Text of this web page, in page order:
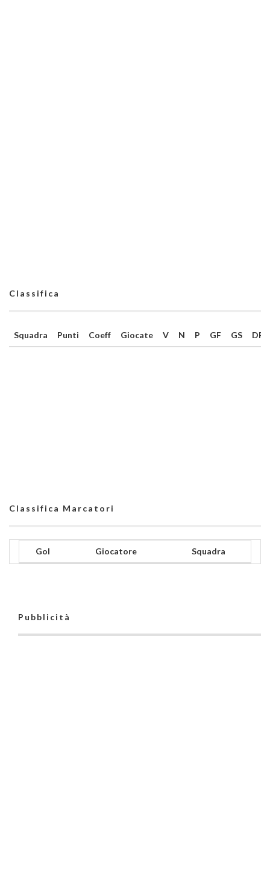
Classifica
Squadra Punti Coeff Giocate V N P GF GS DR
Classifica Marcatori
Gol Giocatore Squadra
Pubblicità